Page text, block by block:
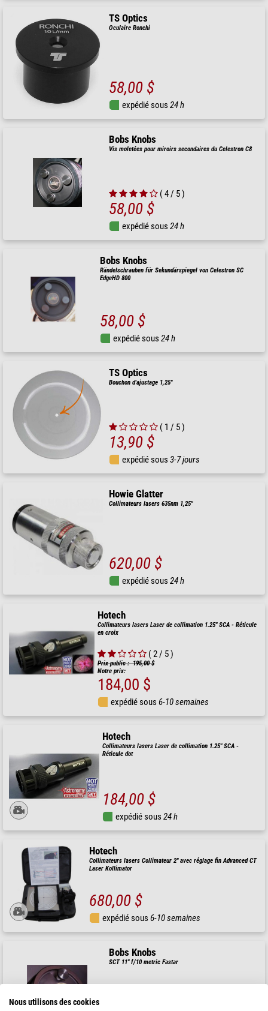
TS Optics
Oculaire Ronchi
58,00 $
expédié sous24 h
Bobs Knobs
Vis moletées pour miroirs secondaires du Celestron C8
( 4 / 5 )
58,00 $
expédié sous24 h
Bobs Knobs
Rändelschrauben für Sekundärspiegel von Celestron SC
EdgeHD 800
58,00 $
expédié sous 24 h
TS Optics
Bouchon d'ajustage 1,25"
( 1 / 5 )
13,90 $
expédié sous3-7 jours
Howie Glatter
Collimateurs lasers 635nm 1,25"
620,00 $
expédié sous24 h
Hotech
Collimateurs lasers Laser de collimation 1.25" SCA - Réticule
en croix
( 2 / 5 )
Prix public : 195,00 $
Notre prix:
184,00 $
expédié sous6-10 semaines
Hotech
Collimateurs lasers Laser de collimation 1.25" SCA -
Réticule dot
184,00 $
expédié sous 24 h
Hotech
Collimateurs lasers Collimateur 2" avec réglage fin Advanced CT
Laser Kollimator
680,00 $
expédié sous 6-10 semaines
Bobs Knobs
SCT 11" f/10 metric Fastar
Nous utilisons des cookies